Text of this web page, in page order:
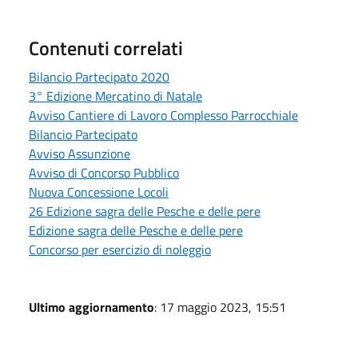
Contenuti correlati
Bilancio Partecipato 2020
3° Edizione Mercatino di Natale
Avviso Cantiere di Lavoro Complesso Parrocchiale
Bilancio Partecipato
Avviso Assunzione
Avviso di Concorso Pubblico
Nuova Concessione Locoli
26 Edizione sagra delle Pesche e delle pere
Edizione sagra delle Pesche e delle pere
Concorso per esercizio di noleggio
Ultimo aggiornamento: 17 maggio 2023, 15:51